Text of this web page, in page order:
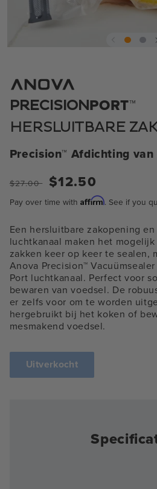
modaal
PRECISIONPORT™
HERSLUITBARE
Precision™ Afdichting
Normale
$27.00 Verkoopprijs
$12.50
Pay over time with Affirm. See if you
Een hersluitbare zakopening
luchtkanaal maken het
zakken keer op keer te sealen,
Anova Precision™
Port luchtkanaal. Perfect voor
bewaren van voedsel. De
er zelfs voor om te worden
hergebruikt bij het koken of
mesmakend voedsel.
Uitverkocht